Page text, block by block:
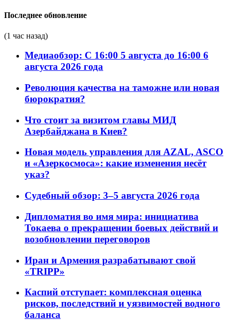
Последнее обновление
(1 час назад)
Медиаобзор: С 16:00 5 августа до 16:00 6
августа 2026 года
Революция качества на таможне или новая
бюрократия?
Что стоит за визитом главы МИД
Азербайджана в Киев?
Новая модель управления для AZAL, ASCO
и «Азеркосмоса»: какие изменения несёт
указ?
Судебный обзор: 3–5 августа 2026 года
Дипломатия во имя мира: инициатива
Токаева о прекращении боевых действий и
возобновлении переговоров
Иран и Армения разрабатывают свой
«TRIPP»
Каспий отступает: комплексная оценка
рисков, последствий и уязвимостей водного
баланса